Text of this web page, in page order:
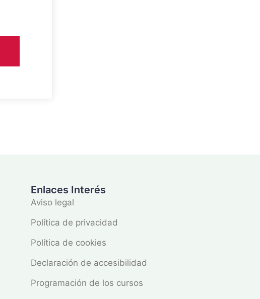
Enlaces Interés
Aviso legal
Política de privacidad
Política de cookies
Declaración de accesibilidad
Programación de los cursos